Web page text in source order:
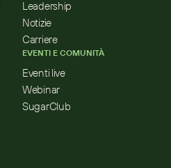
Leadership
Notizie
Carriere
EVENTI E COMUNITÀ
Eventi live
Webinar
SugarClub